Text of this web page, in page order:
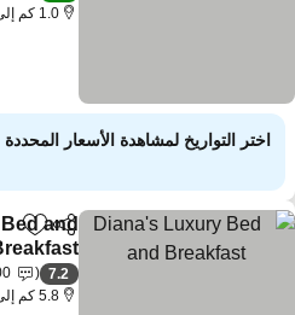
1.0 كم إلى وسط المدينة
اختر التواريخ لمشاهدة الأسعار المحددة
مشاركة
Bed and
Breakfast
مشاهدة
7.2
5.8 كم إلى وسط المدينة